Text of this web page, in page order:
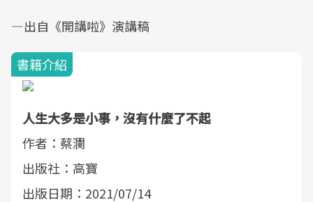
—出自《開講啦》演講稿
書籍介紹
人生大多是小事，沒有什麼了不起
作者：蔡瀾
出版社：高寶
出版日期：2021/07/14